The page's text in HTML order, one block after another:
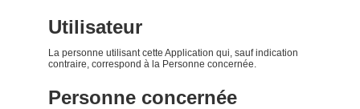
Utilisateur
La personne utilisant cette Application qui, sauf indication
contraire, correspond à la Personne concernée.
Personne concernée